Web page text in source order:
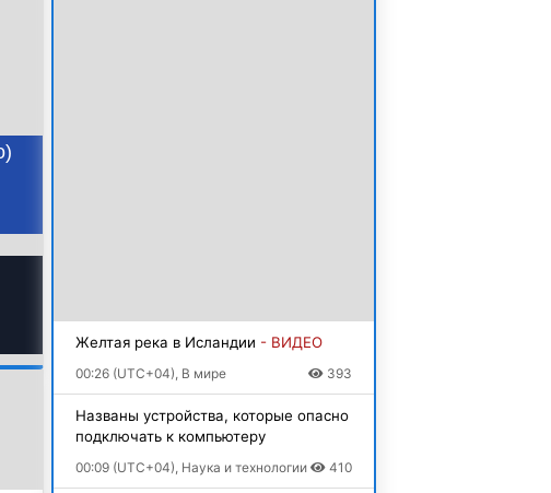
Желтая река в Исландии - ВИДЕО
00:26 (UTC+04), В мире 393
Названы устройства, которые опасно
подключать к компьютеру
00:09 (UTC+04), Наука и технологии 410